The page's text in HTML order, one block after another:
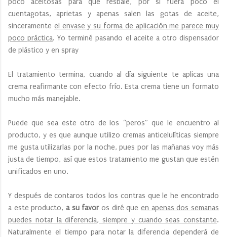
cuentagotas, aprietas y apenas salen las gotas de aceite,
sinceramente el envase y su forma de aplicación me parece muy
poco práctica. Yo terminé pasando el aceite a otro dispensador
de plástico y en spray
El tratamiento termina, cuando al día siguiente te aplicas una
crema reafirmante con efecto frío. Esta crema tiene un formato
mucho más manejable.
Puede que sea este otro de los “peros” que le encuentro al
producto, y es que aunque utilizo cremas anticelulíticas siempre
me gusta utilizarlas por la noche, pues por las mañanas voy más
justa de tiempo, así que estos tratamiento me gustan que estén
unificados en uno.
Y después de contaros todos los contras que le he encontrado
a este producto, a su favoros diré queen apenas dos semanas
puedes notar la diferencia, siempre y cuando seas constante.
Naturalmente el tiempo para notar la diferencia dependerá de